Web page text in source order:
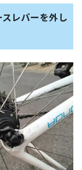
レバーを外し